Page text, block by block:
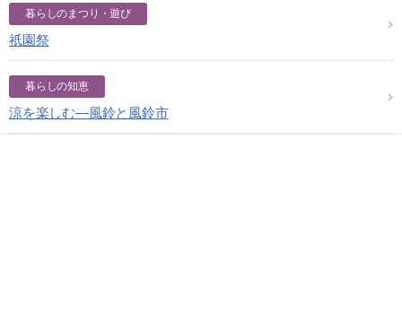
暮らしのまつり・遊び
祇園祭
暮らしの知恵
涼を楽しむ―風鈴と風鈴市